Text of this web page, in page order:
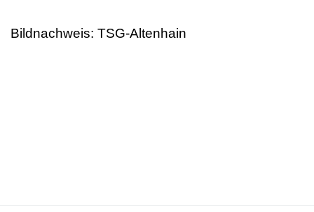
Bildnachweis: TSG-Altenhain